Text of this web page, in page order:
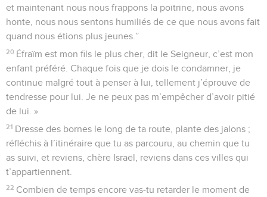
et maintenant nous nous frappons la poitrine, nous avons
honte, nous nous sentons humiliés de ce que nous avons fait
quand nous étions plus jeunes.”
20 Éfraïm est mon fils le plus cher, dit le Seigneur, c’est mon
enfant préféré. Chaque fois que je dois le condamner, je
continue malgré tout à penser à lui, tellement j’éprouve de
tendresse pour lui. Je ne peux pas m’empêcher d’avoir pitié
de lui. »
21 Dresse des bornes le long de ta route, plante des jalons ;
réfléchis à l’itinéraire que tu as parcouru, au chemin que tu
as suivi, et reviens, chère Israël, reviens dans ces villes qui
t’appartiennent.
22 Combien de temps encore vas-tu retarder le moment de